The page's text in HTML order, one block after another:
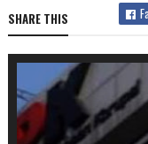
SHARE THIS